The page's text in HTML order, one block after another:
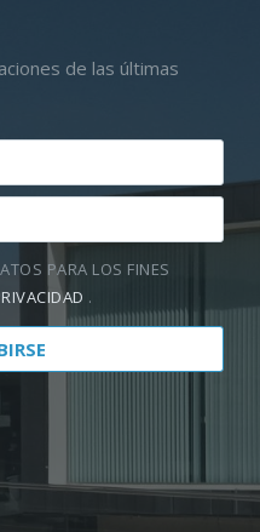
de las últimas
PARA LOS FINES
.